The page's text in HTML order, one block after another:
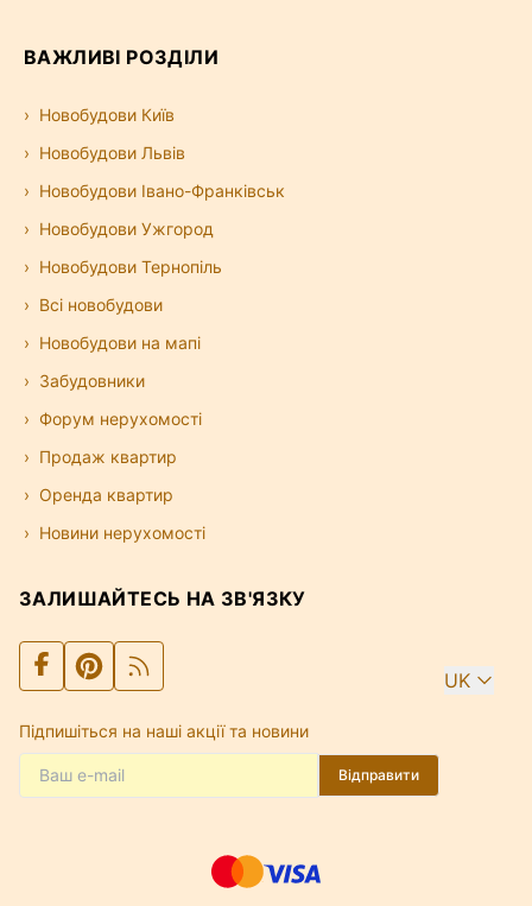
ВАЖЛИВІ РОЗДІЛИ
Новобудови Київ
Новобудови Львів
Новобудови Івано-Франківськ
Новобудови Ужгород
Новобудови Тернопіль
Всі новобудови
Новобудови на мапі
Забудовники
Форум нерухомості
Продаж квартир
Оренда квартир
Новини нерухомості
ЗАЛИШАЙТЕСЬ НА ЗВ'ЯЗКУ
UK
Підпишіться на наші акції та новини
Відправити